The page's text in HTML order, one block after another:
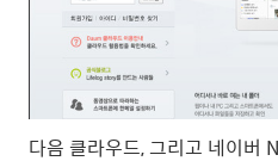
다음 클라우드, 그리고 네이버